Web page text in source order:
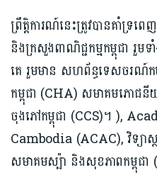
ព្រឹត្តិការណ៍នេះត្រូវបានគាំទ្
និងក្រសួងពាណិជ្ជកម្មកម្ពុជា រួ
គេ រួមមាន សហព័ន្ធទេសចរណ៍ក
កម្ពុជា (CHA) សមាគមភោជនី
ចុងភៅកម្ពុជា (CCS)។ ),
Cambodia (ACAC), វិទ្យាស្
សមាគមស្ប៉ា និងសុខភាពកម្ពុជ